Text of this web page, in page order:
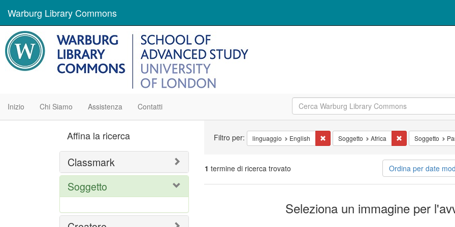
Warburg Library Commons
Inizio Chi Siamo Assistenza Contatti
Ricerca
Filtro per: linguaggio English Cancella il filtro linguaggio: English
Soggetto Africa Cancella il filtro
Soggetto
1 termine di ricerca trovato Ordina per date
Seleziona un immagine per
Affina la ricerca
Classmark
Soggetto